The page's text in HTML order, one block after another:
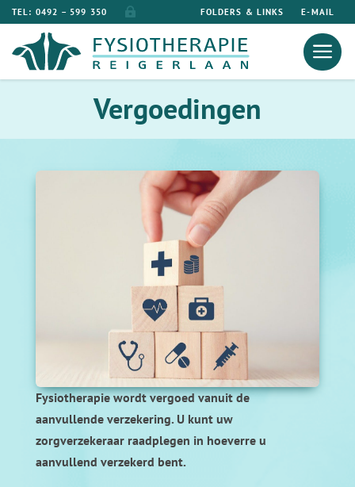
TEL: 0492 – 599 350 FOLDERS & LINKS E-MAIL
Vergoedingen
Fysiotherapie wordt vergoed vanuit de
aanvullende verzekering. U kunt uw
zorgverzekeraar raadplegen in hoeverre u
aanvullend verzekerd bent.